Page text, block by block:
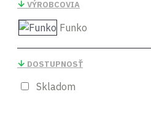
VÝROBCOVIA
Funko
DOSTUPNOSŤ
Skladom